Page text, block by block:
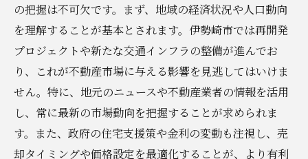
の把握は不可欠です。まず、地域の経済状況や人口動向
を理解することが基本とされます。伊勢崎市では再開発
プロジェクトや新たな交通インフラの整備が進んでお
り、これが不動産市場に与える影響を見逃してはいけま
せん。特に、地元のニュースや不動産業者の情報を活用
し、常に最新の市場動向を把握することが求められま
す。また、政府の住宅支援策や金利の変動も注視し、売
却タイミングや価格設定を最適化することが、より有利